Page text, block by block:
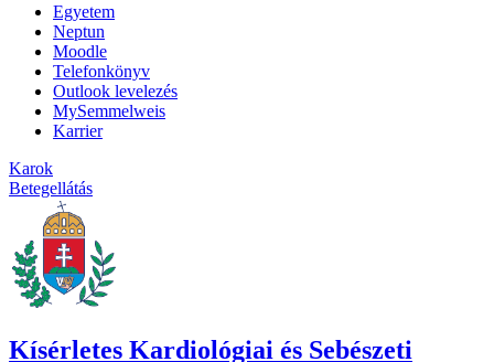
Egyetem
Neptun
Moodle
Telefonkönyv
Outlook levelezés
MySemmelweis
Karrier
Karok
Betegellátás
Kísérletes Kardiológiai és Sebészeti